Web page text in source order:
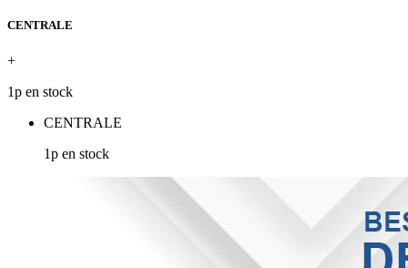
CENTRALE
+
1p en stock
CENTRALE
1p en stock